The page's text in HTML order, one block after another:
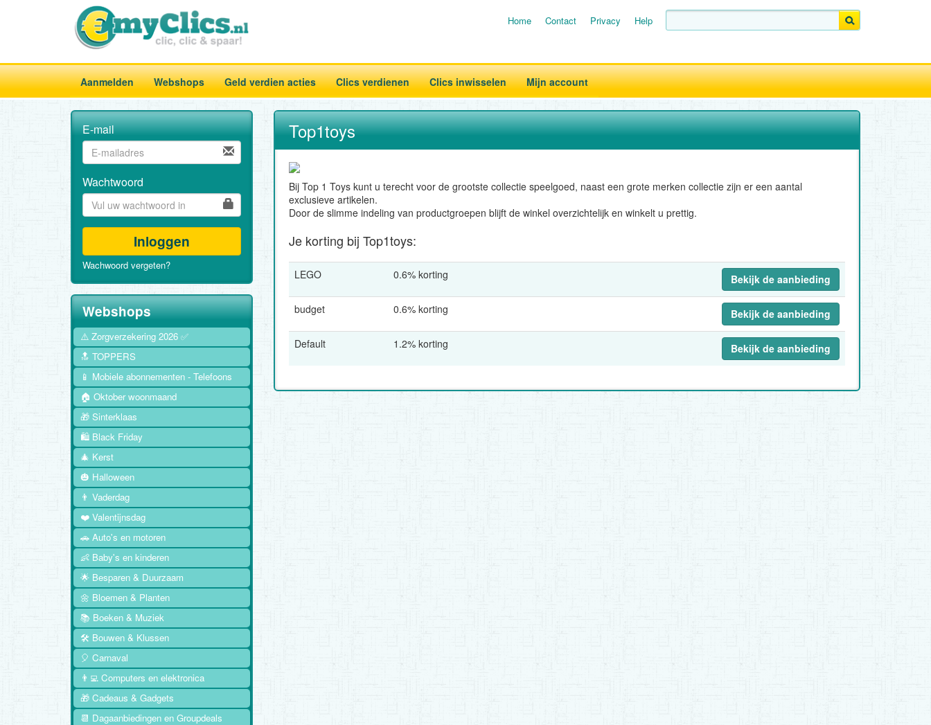
Home Contact Privacy Help
Aanmelden Webshops Geld verdien acties Clics verdienen Clics inwisselen Mijn account
Top1toys
Bij Top 1 Toys kunt u terecht voor de grootste collectie speelgoed, naast een grote merken collectie zijn er een aantal
exclusieve artikelen.
Door de slimme indeling van productgroepen blijft de winkel overzichtelijk en winkelt u prettig.
Je korting bij Top1toys:
LEGO 0.6% korting Bekijk de aanbieding
budget 0.6% korting Bekijk de aanbieding
Default 1.2% korting Bekijk de aanbieding
E-mail
Wachtwoord
Inloggen
Wachwoord vergeten?
Webshops
⚠️ Zorgverzekering 2026 ✅
🔝 TOPPERS
📱 Mobiele abonnementen - Telefoons
🏠 Oktober woonmaand
🎁 Sinterklaas
🛍️ Black Friday
🎄 Kerst
🎃 Halloween
👨 Vaderdag
❤️ Valentijnsdag
🚗 Auto's en motoren
👶 Baby's en kinderen
🌟 Besparen & Duurzaam
🌼 Bloemen & Planten
📚 Boeken & Muziek
🛠️ Bouwen & Klussen
🎈 Carnaval
👨‍💻 Computers en elektronica
🎁 Cadeaus & Gadgets
📆 Dagaanbiedingen en Groupdeals